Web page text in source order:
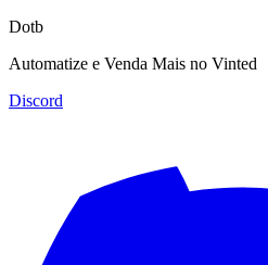
Dotb
Automatize e Venda Mais no Vinted
Discord